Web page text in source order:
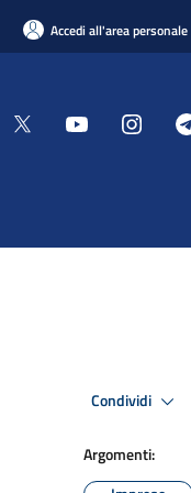
Accedi all'area personale
Condividi
Argomenti: